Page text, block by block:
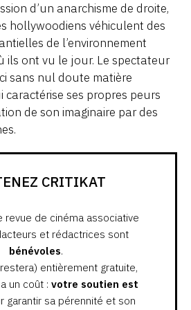
d’un anarchisme de droite,
hollywoodiens véhiculent des
de l’environnement
ils ont vu le jour. Le spectateur
sans nul doute matière
caractérise ses propres peurs
de son imaginaire par des
CRITIKAT
revue de cinéma associative
et rédactrices sont
bénévoles.
entièrement gratuite,
un coût : votre soutien est
garantir sa pérennité et son